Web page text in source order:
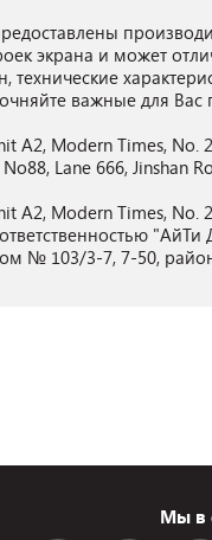
экрана и может
важные для Вас
A2, Modern Times,
No88, Lane 666, Jinshan
A2, Modern Times,
"АйТи
№ 103/3-7, 7-50,
Мы в